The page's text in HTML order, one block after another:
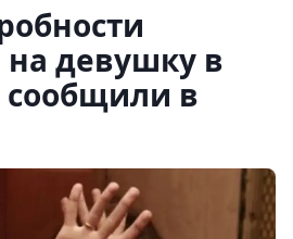
девушку в
сообщили в